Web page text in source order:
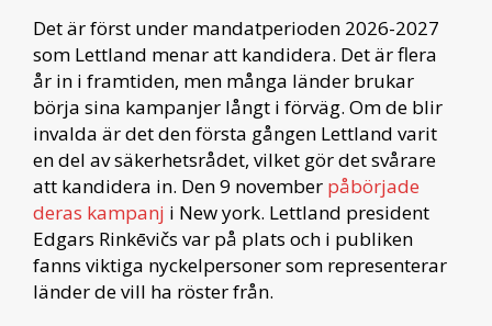
Det är först under mandatperioden 2026-2027
som Lettland menar att kandidera. Det är flera
år in i framtiden, men många länder brukar
börja sina kampanjer långt i förväg. Om de blir
invalda är det den första gången Lettland varit
en del av säkerhetsrådet, vilket gör det svårare
att kandidera in. Den 9 november påbörjade
deras kampanj i New york. Lettland president
Edgars Rinkēvičs var på plats och i publiken
fanns viktiga nyckelpersoner som representerar
länder de vill ha röster från.